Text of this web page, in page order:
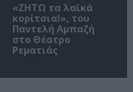
«ΖΗΤΩ τα λαϊκά
κορίτσια!», του
Παντελή Αμπαζή
στο Θέατρο
Ρεματιάς